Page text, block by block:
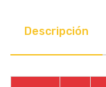
Descripción